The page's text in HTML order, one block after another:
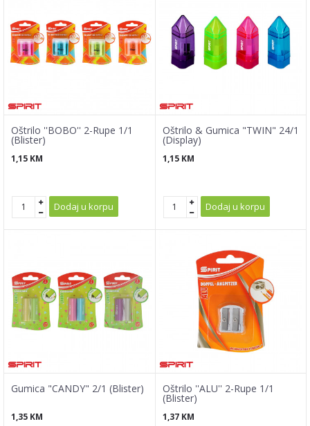
Oštrilo ''BOBO'' 2-Rupe 1/1
(Blister)
1,15 KM
Dodaj u korpu
Oštrilo & Gumica "TWIN" 24/1
(Display)
1,15 KM
Dodaj u korpu
Gumica "CANDY" 2/1 (Blister)
1,35 KM
Oštrilo ''ALU'' 2-Rupe 1/1
(Blister)
1,37 KM